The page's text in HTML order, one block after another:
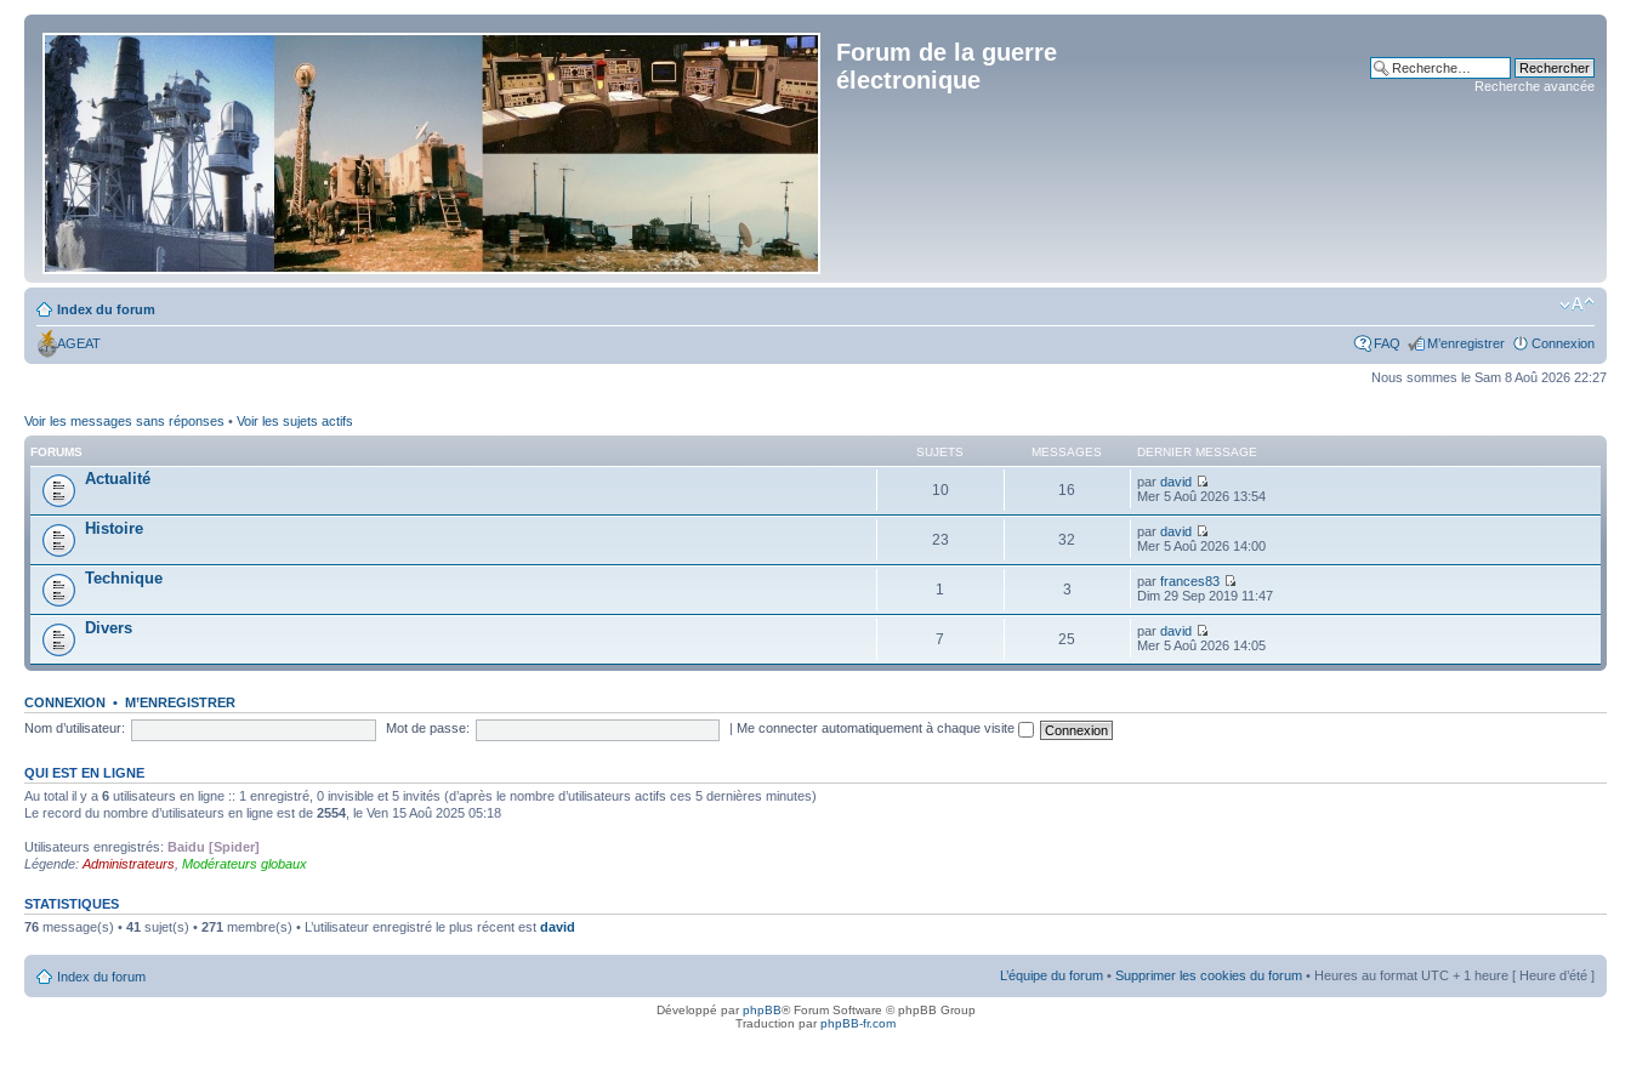
Forum de la guerre
électronique
Recherche avancée
Index du forum
AGEAT FAQ M’enregistrer Connexion
Nous sommes le Sam 8 Aoû 2026 22:27
Voir les messages sans réponses • Voir les sujets actifs
FORUMS SUJETS MESSAGES DERNIER MESSAGE
Actualité
10 16 pardavid
Mer 5 Aoû 2026 13:54
Histoire
23 32 pardavid
Mer 5 Aoû 2026 14:00
Technique
1 3 parfrances83
Dim 29 Sep 2019 11:47
Divers
7 25 pardavid
Mer 5 Aoû 2026 14:05
CONNEXION • M’ENREGISTRER
Nom d’utilisateur:
Mot de passe: Me connecter automatiquement à chaque visite
QUI EST EN LIGNE
Au total il y a 6 utilisateurs en ligne :: 1 enregistré, 0 invisible et 5 invités (d’après le nombre d’utilisateurs actifs ces 5 dernières minutes)
Le record du nombre d’utilisateurs en ligne est de 2554 , le Ven 15 Aoû 2025 05:18
Utilisateurs enregistrés: Baidu [Spider]
Légende: Administrateurs Modérateurs globaux
STATISTIQUES
76 message(s) • 41 sujet(s) • 271 membre(s) • L’utilisateur enregistré le plus récent est david
Index du forum L’équipe du forum • Supprimer les cookies du forum • Heures au format UTC + 1 heure [ Heure d’été ]
Développé parphpBB® Forum Software © phpBB Group
Traduction parphpBB-fr.com